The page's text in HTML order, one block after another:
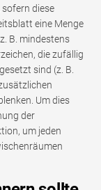
sofern diese
eine Menge
B. mindestens
die zufällig
sind (z. B.
Um dies
der
um jeden